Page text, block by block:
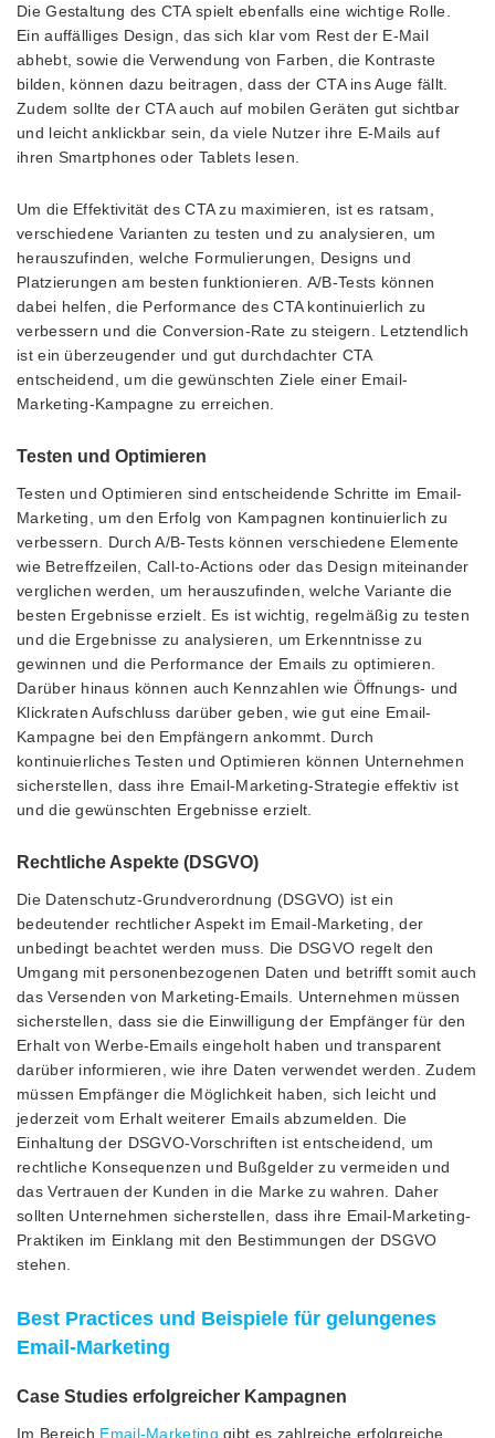
Die Gestaltung des CTA spielt ebenfalls eine wichtige Rolle.
Ein auffälliges Design, das sich klar vom Rest der E-Mail
abhebt, sowie die Verwendung von Farben, die Kontraste
bilden, können dazu beitragen, dass der CTA ins Auge fällt.
Zudem sollte der CTA auch auf mobilen Geräten gut sichtbar
und leicht anklickbar sein, da viele Nutzer ihre E-Mails auf
ihren Smartphones oder Tablets lesen.
Um die Effektivität des CTA zu maximieren, ist es ratsam,
verschiedene Varianten zu testen und zu analysieren, um
herauszufinden, welche Formulierungen, Designs und
Platzierungen am besten funktionieren. A/B-Tests können
dabei helfen, die Performance des CTA kontinuierlich zu
verbessern und die Conversion-Rate zu steigern. Letztendlich
ist ein überzeugender und gut durchdachter CTA
entscheidend, um die gewünschten Ziele einer Email-
Marketing-Kampagne zu erreichen.
Testen und Optimieren
Testen und Optimieren sind entscheidende Schritte im Email-
Marketing, um den Erfolg von Kampagnen kontinuierlich zu
verbessern. Durch A/B-Tests können verschiedene Elemente
wie Betreffzeilen, Call-to-Actions oder das Design miteinander
verglichen werden, um herauszufinden, welche Variante die
besten Ergebnisse erzielt. Es ist wichtig, regelmäßig zu testen
und die Ergebnisse zu analysieren, um Erkenntnisse zu
gewinnen und die Performance der Emails zu optimieren.
Darüber hinaus können auch Kennzahlen wie Öffnungs- und
Klickraten Aufschluss darüber geben, wie gut eine Email-
Kampagne bei den Empfängern ankommt. Durch
kontinuierliches Testen und Optimieren können Unternehmen
sicherstellen, dass ihre Email-Marketing-Strategie effektiv ist
und die gewünschten Ergebnisse erzielt.
Rechtliche Aspekte (DSGVO)
Die Datenschutz-Grundverordnung (DSGVO) ist ein
bedeutender rechtlicher Aspekt im Email-Marketing, der
unbedingt beachtet werden muss. Die DSGVO regelt den
Umgang mit personenbezogenen Daten und betrifft somit auch
das Versenden von Marketing-Emails. Unternehmen müssen
sicherstellen, dass sie die Einwilligung der Empfänger für den
Erhalt von Werbe-Emails eingeholt haben und transparent
darüber informieren, wie ihre Daten verwendet werden. Zudem
müssen Empfänger die Möglichkeit haben, sich leicht und
jederzeit vom Erhalt weiterer Emails abzumelden. Die
Einhaltung der DSGVO-Vorschriften ist entscheidend, um
rechtliche Konsequenzen und Bußgelder zu vermeiden und
das Vertrauen der Kunden in die Marke zu wahren. Daher
sollten Unternehmen sicherstellen, dass ihre Email-Marketing-
Praktiken im Einklang mit den Bestimmungen der DSGVO
stehen.
Best Practices und Beispiele für gelungenes
Email-Marketing
Case Studies erfolgreicher Kampagnen
Im Bereich Email-Marketing gibt es zahlreiche erfolgreiche